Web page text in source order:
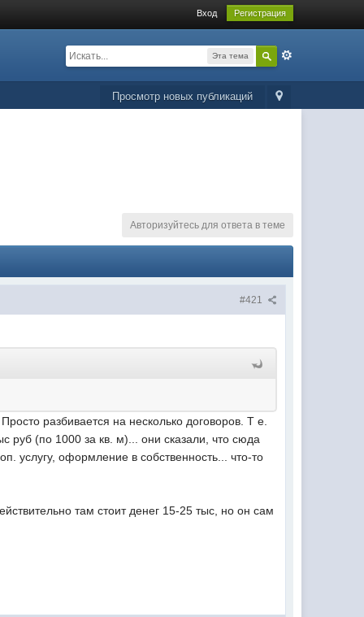
Вход Регистрация
Эта тема
Просмотр новых публикаций
Авторизуйтесь для ответа в теме
#421
разбивается на несколько договоров. Т е.
руб (по 1000 за кв. м)... они сказали, что сюда
услугу, оформление в собственность... что-то
там стоит денег 15-25 тыс, но он сам